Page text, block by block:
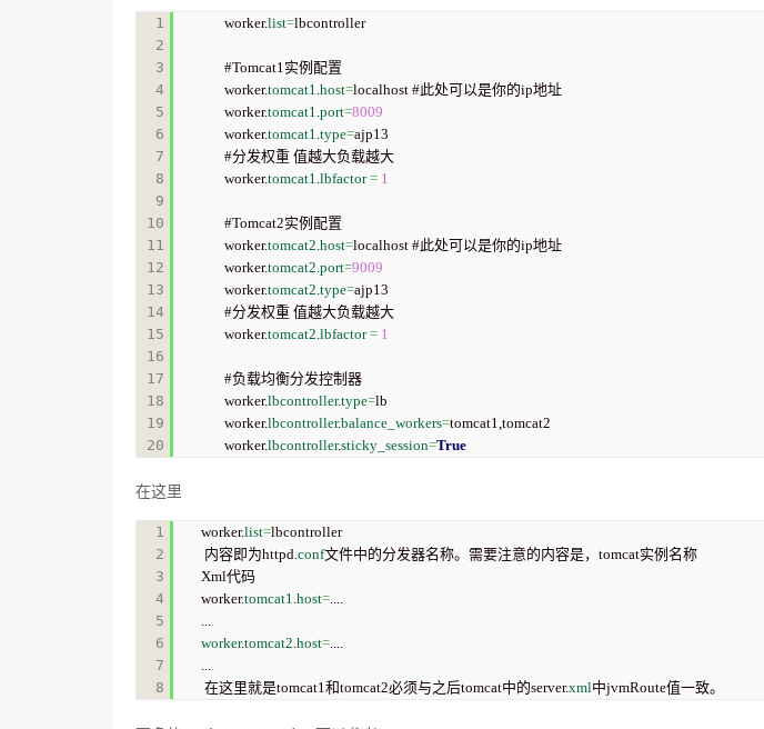
1
2
3
4
5
6
7
8
9
10
11
12
13
14
15
16
17
18
19
worker.list=lbcontroller
#Tomcat1实例配置
worker.tomcat1.host=localhost #此处可以是你的ip地址
worker.tomcat1.port=8009
worker.tomcat1.type=ajp13
#分发权重 值越大负载越大
worker.tomcat1.lbfactor = 1
#Tomcat2实例配置
worker.tomcat2.host=localhost #此处可以是你的ip地址
worker.tomcat2.port=9009
worker.tomcat2.type=ajp13
#分发权重 值越大负载越大
worker.tomcat2.lbfactor = 1
#负载均衡分发控制器
worker.lbcontroller.type=lb
worker.lbcontroller.balance_workers=tomcat1,tomcat2
worker.lbcontroller.sticky_session=True
在这里
1
2
3
4
5
6
7
worker.list=lbcontroller
内容即为httpd.conf文件中的分发器名称。需要注意的内容是，tomcat实例名称
Xml代码
worker.tomcat1.host=....
worker.tomcat2.host=....
...
在这里就是tomcat1和tomcat2必须与之后tomcat中的server.xml中jvmRoute值一致。